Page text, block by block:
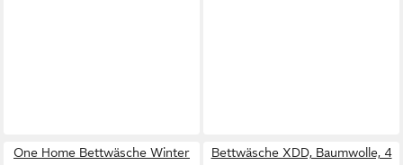
One Home Bettwäsche Winter
Bettwäsche XDD, Baumwolle, 4